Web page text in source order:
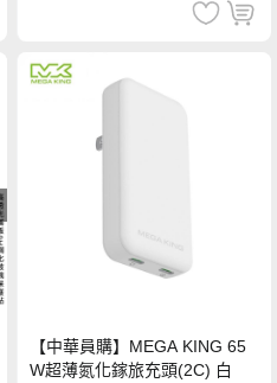
【中華員購】MEGA KING 65
W超薄氮化鎵旅充頭(2C) 白